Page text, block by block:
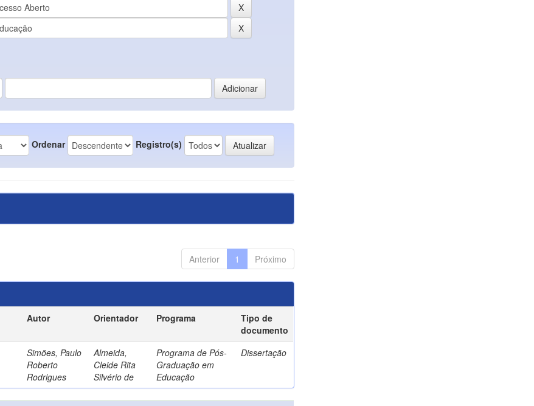
Ordenar Registro(s)
Anterior 1 Próximo
Autor Orientador Programa
Tipo de
documento
Simões, Paulo
Roberto
Rodrigues
Almeida,
Cleide Rita
Silvério de
Programa de Pós-
Graduação em
Educação
Dissertação